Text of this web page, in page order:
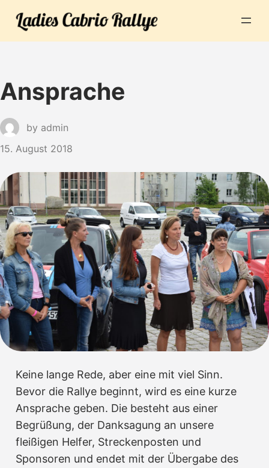
Ansprache
by admin
15. August 2018
Keine lange Rede, aber eine mit viel Sinn.
Bevor die Rallye beginnt, wird es eine kurze
Ansprache geben. Die besteht aus einer
Begrüßung, der Danksagung an unsere
fleißigen Helfer, Streckenposten und
Sponsoren und endet mit der Übergabe des